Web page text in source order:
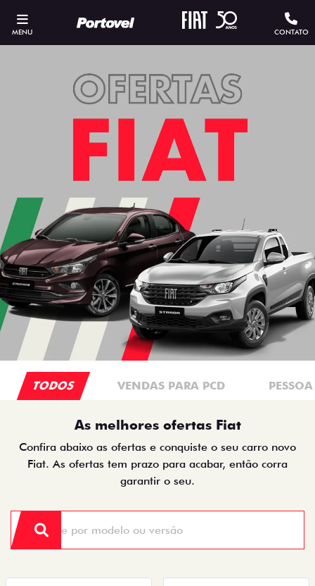
MENU CONTATO
TODOS VENDAS PARA PCD
As melhores ofertas Fiat
Confira abaixo as ofertas e conquiste o seu carro novo
Fiat. As ofertas tem prazo para acabar, então corra
garantir o seu.